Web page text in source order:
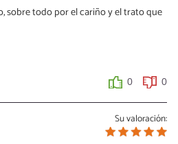
sobre todo por el cariño y el trato que
0 0
Su valoración: